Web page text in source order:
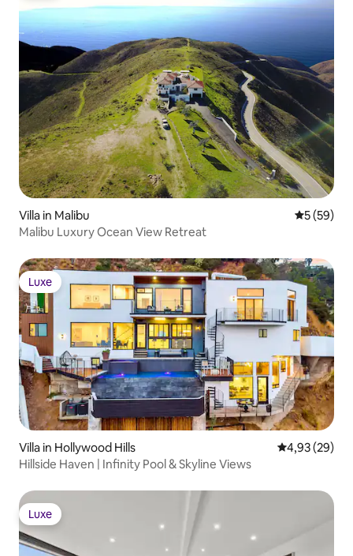
Villa in Malibu
5 (59)
Malibu Luxury Ocean View Retreat
Luxe
Luxe
Villa in Hollywood Hills Gemiddelde
4,93 (29)
Hillside Haven | Infinity Pool & Skyline Views
Luxe
Luxe